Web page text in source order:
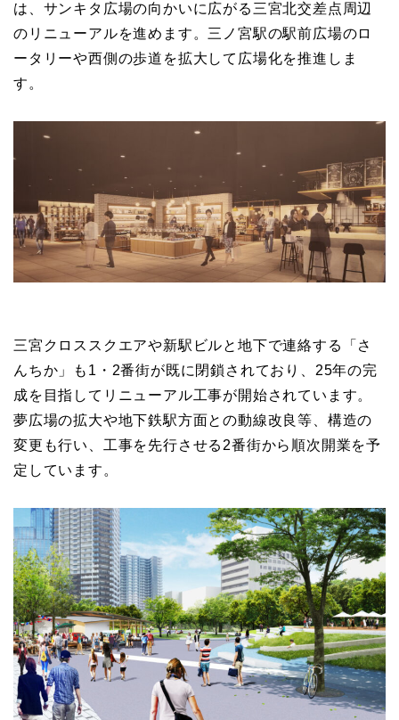
は、サンキタ広場の向かいに広がる三宮北交差点周辺
のリニューアルを進めます。三ノ宮駅の駅前広場のロ
ータリーや西側の歩道を拡大して広場化を推進しま
す。
三宮クロススクエアや新駅ビルと地下で連絡する「さ
んちか」も1・2番街が既に閉鎖されており、25年の完
成を目指してリニューアル工事が開始されています。
夢広場の拡大や地下鉄駅方面との動線改良等、構造の
変更も行い、工事を先行させる2番街から順次開業を予
定しています。